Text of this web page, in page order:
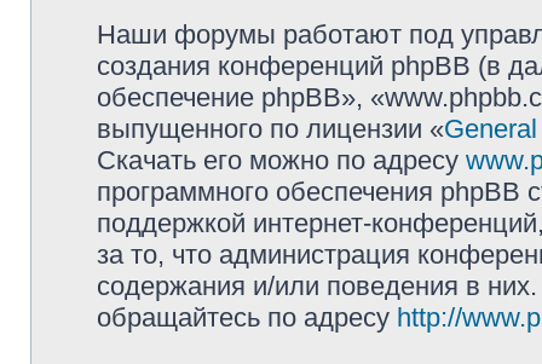
Наши форумы работают под
создания конференций phpBB (в
обеспечение phpBB»,
выпущенного по лицензии «
Скачать его можно по адресу
программного обеспечения phpBB
поддержкой интернет-
за то, что администрация
содержания и/или поведения в
обращайтесь по адресу http://